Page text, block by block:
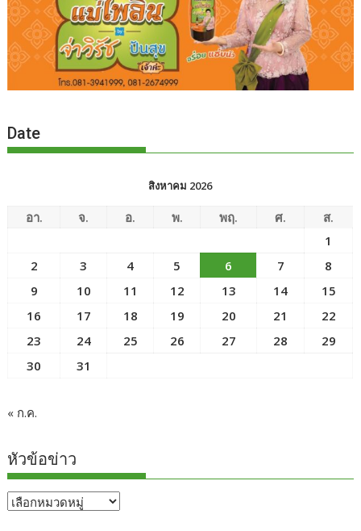
Date
สิงหาคม 2026
อา. จ. อ. พ. พฤ. ศ.
ส.
1
2
3 4 5 6 7
8
9
10 11 12 13 14
15
16
17 18 19 20 21
22
23
24 25 26 27 28
29
30
31
« ก.ค.
หัวข้อข่าว
หัวข้อ